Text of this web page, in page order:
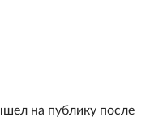
на публику после